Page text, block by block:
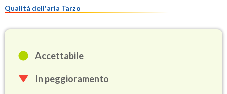
Qualità dell'aria Tarzo
Accettabile
In peggioramento